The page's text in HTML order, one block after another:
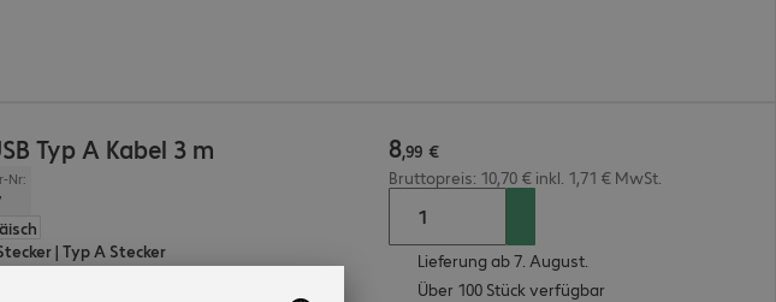
Typ A Kabel 3 m
Nr:
| Typ A Stecker
8,99 €
Bruttopreis: 10,70 € inkl. 1,71 € MwSt.
Lieferung ab 7. August.
Über 100 Stück verfügbar